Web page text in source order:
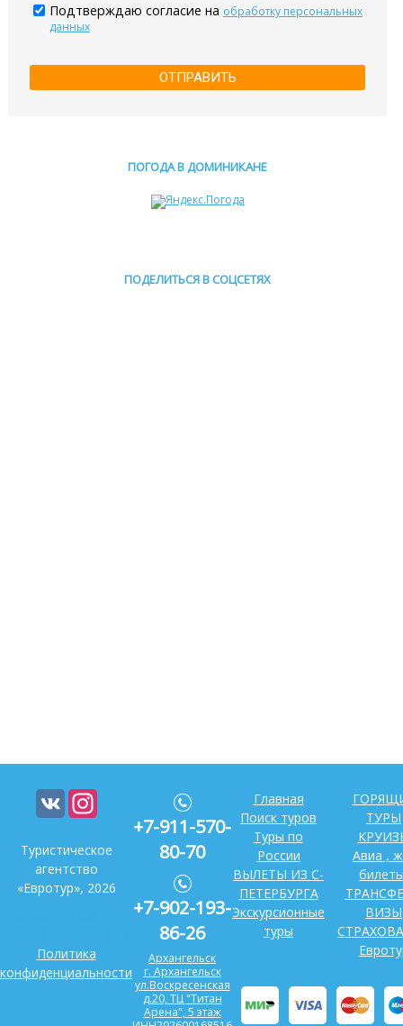
Подтверждаю согласие на обработку персональных
данных
ОТПРАВИТЬ
ПОГОДА В ДОМИНИКАНЕ
ПОДЕЛИТЬСЯ В СОЦСЕТЯХ
Туристическое
агентство
«Евротур», 2026
Политика
конфиденциальности
Главная
Поиск туров
Туры по
России
ВЫЛЕТЫ ИЗ С-
ПЕТЕРБУРГА
Экскурсионные
туры
ТУРЫ
Авиа ,
ВИЗЫ
+7-911-570-
80-70
+7-902-193-
86-26
Архангельск
г. Архангельск
ул.Воскресенская
д.20, ТЦ "Титан
Арена", 5 этаж